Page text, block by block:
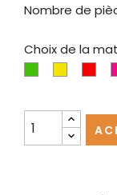
Nombre de
Choix de la